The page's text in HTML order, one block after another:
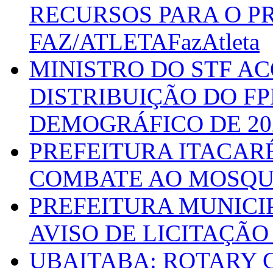
RECURSOS PARA O
FAZ/ATLETAFazAtleta
MINISTRO DO STF
DISTRIBUIÇÃO DO
DEMOGRÁFICO DE
PREFEITURA
COMBATE AO
PREFEITURA
AVISO DE LICITAÇÃO
UBAITABA: ROTARY